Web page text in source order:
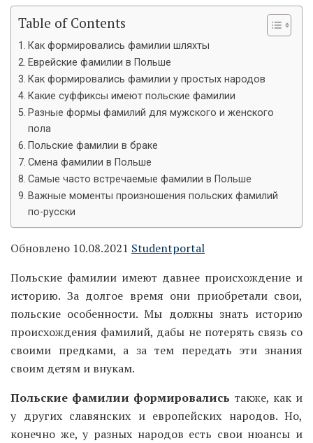
Table of Contents
Как формировались фамилии шляхты
Еврейские фамилии в Польше
Как формировались фамилии у простых народов
Какие суффиксы имеют польские фамилии
Разные формы фамилий для мужского и женского
пола
Польские фамилии в браке
Смена фамилии в Польше
Самые часто встречаемые фамилии в Польше
Важные моменты произношения польских фамилий
по-русски
Обновлено 10.08.2021 Studentportal
Польские фамилии имеют давнее происхождение и
историю. За долгое время они приобретали свои,
польские особенности. Мы должны знать историю
происхождения фамилий, дабы не потерять связь со
своими предками, а за тем передать эти знания
своим детям и внукам.
Польские фамилии формировались также, как и
у других славянских и европейских народов. Но,
конечно же, у разных народов есть свои нюансы и